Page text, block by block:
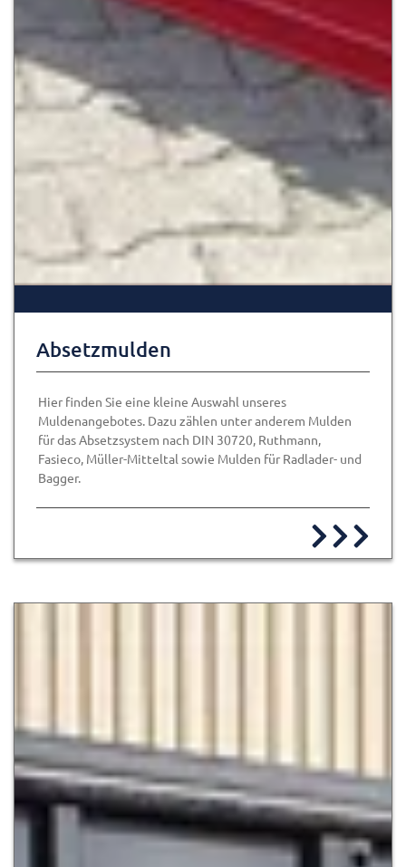
Absetzmulden
Hier finden Sie eine kleine Auswahl unseres
Muldenangebotes. Dazu zählen unter anderem Mulden
für das Absetzsystem nach DIN 30720, Ruthmann,
Fasieco, Müller-Mitteltal sowie Mulden für Radlader- und
Bagger.